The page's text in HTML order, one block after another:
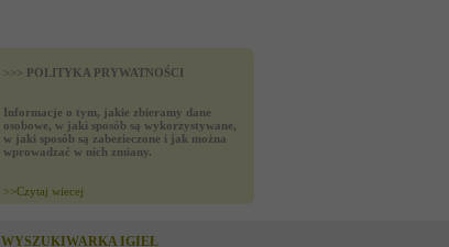
>>> POLITYKA PRYWATNOŚCI
Informacje o tym, jakie zbieramy dane
osobowe, w jaki sposób są wykorzystywane,
w jaki sposób są zabezieczone i jak można
wprowadzać w nich zmiany.
>>Czytaj wiecej
WYSZUKIWARKA IGIEŁ